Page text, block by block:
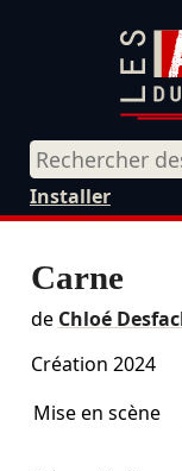
Installer
Carne
de Chloé
Création 2024
Mise en scène